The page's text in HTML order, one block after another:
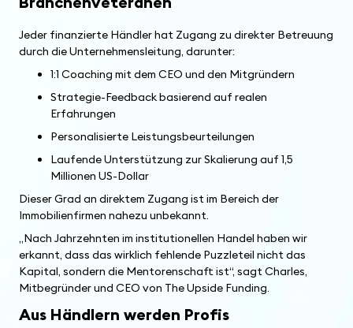
Jeder finanzierte Händler hat Zugang zu direkter Betreuung
durch die Unternehmensleitung, darunter:
1:1 Coaching mit dem CEO und den Mitgründern
Strategie-Feedback basierend auf realen
Erfahrungen
Personalisierte Leistungsbeurteilungen
Laufende Unterstützung zur Skalierung auf 1,5
Millionen US-Dollar
Dieser Grad an direktem Zugang ist im Bereich der
Immobilienfirmen nahezu unbekannt.
„Nach Jahrzehnten im institutionellen Handel haben wir
erkannt, dass das wirklich fehlende Puzzleteil nicht das
Kapital, sondern die Mentorenschaft ist“, sagt Charles,
Mitbegründer und CEO von The Upside Funding.
Aus Händlern werden Profis